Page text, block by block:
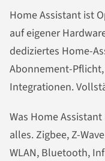
Home Assistant ist
auf eigener
dediziertes Home-
Abonnement-
Integrationen.
Was Home
alles. Zigbee, Z-
WLAN, Bluetooth,